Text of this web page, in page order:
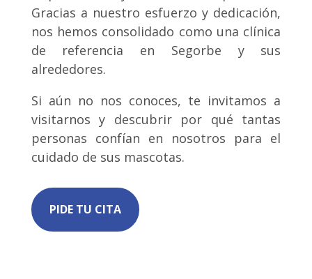
Gracias a nuestro esfuerzo y dedicación,
nos hemos consolidado como una clínica
de referencia en Segorbe y sus
alrededores.
Si aún no nos conoces, te invitamos a
visitarnos y descubrir por qué tantas
personas confían en nosotros para el
cuidado de sus mascotas.
PIDE TU CITA